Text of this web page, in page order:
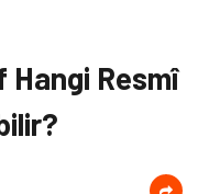
Hangi Resmî